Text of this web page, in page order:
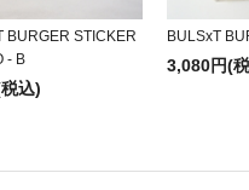
BURGER STICKER
- B
込)
BULSxT
3,080円(